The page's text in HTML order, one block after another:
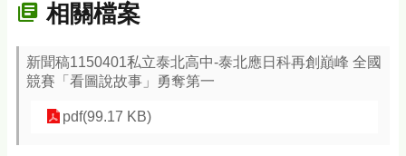
相關檔案
新聞稿1150401私立泰北高中-泰北應日科再創巔峰 全國
競賽「看圖說故事」勇奪第一
pdf(99.17 KB)